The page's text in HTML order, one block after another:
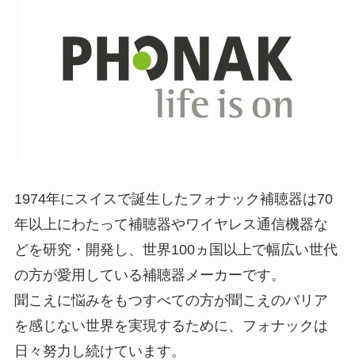
1974年にスイスで誕生したフォナック補聴器は70
年以上にわたって補聴器やワイヤレス通信機器な
どを研究・開発し、世界100ヵ国以上で幅広い世代
の方が愛用している補聴器メーカーです。
聞こえに悩みをもつすべての方が聞こえのバリア
を感じない世界を実現するために、フォナックは
日々努力し続けています。